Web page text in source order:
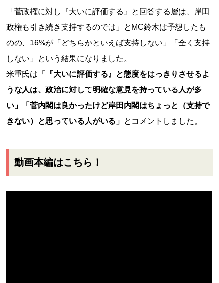
「菅政権に対し『大いに評価する』と回答する層は、岸田
政権も引き続き支持するのでは」とMC鈴木は予想したも
のの、16%が「どちらかといえば支持しない」「全く支持
しない」という結果になりました。
米重氏は 「『大いに評価する』と態度をはっきりさせるよ
うな人は、政治に対して明確な意見を持っている人が多
い」「菅内閣は良かったけど岸田内閣はちょっと（支持で
きない）と思っている人がいる」 とコメントしました。
動画本編はこちら！